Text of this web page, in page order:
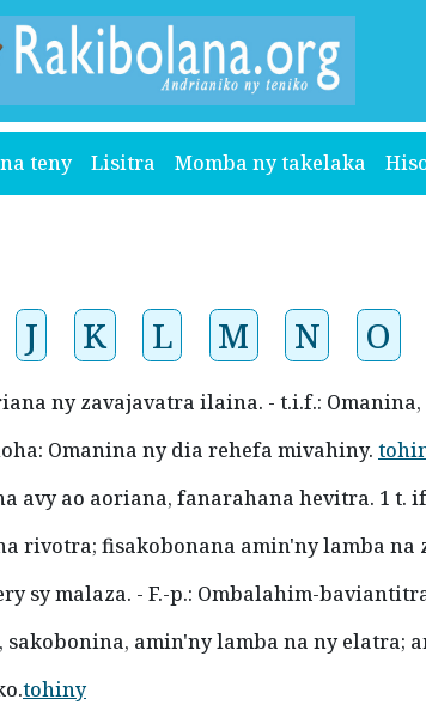
teny Lisitra Momba ny takelaka
J K L M N O
ny zavajavatra ilaina. - t.i.f.: Omanina,
Omanina ny dia rehefa mivahiny.
avy ao aoriana, fanarahana hevitra. 1 t.
rivotra; fisakobonana amin'ny lamba na
sy malaza. - F.-p.: Ombalahim-
sakobonina, amin'ny lamba na ny elatra;
tohiny